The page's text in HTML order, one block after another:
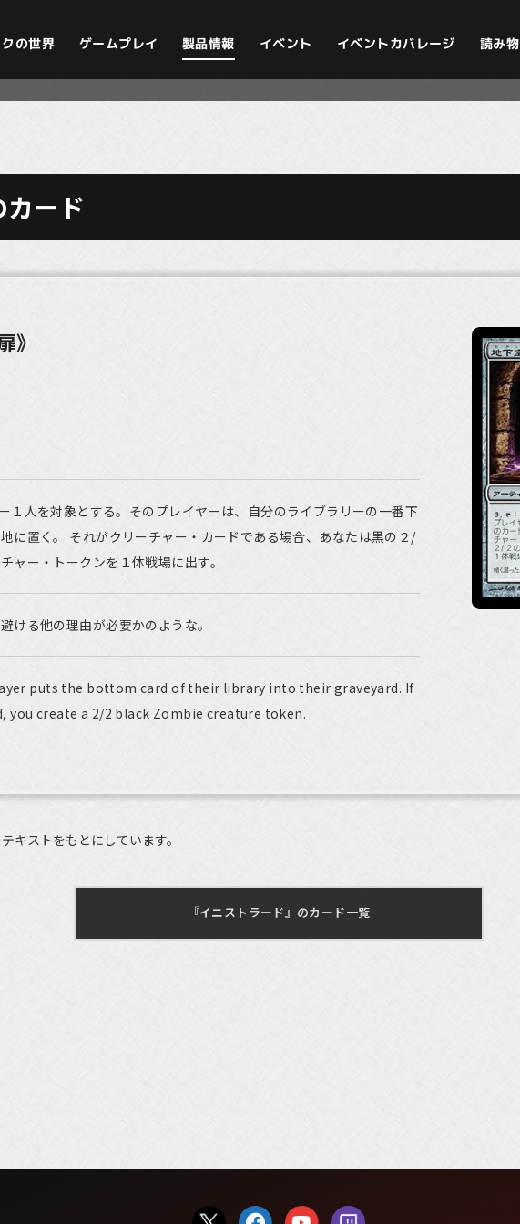
の世界 ゲームプレイ 製品情報 イベント イベントカバレージ 読み物
ード
》
１人を対象とする。そのプレイヤーは、自分のライブラリーの一番下
に置く。 それがクリーチャー・カードである場合、あなたは黒の２/
ャー・トークンを１体戦場に出す。
ける他の理由が必要かのような。
puts the bottom card of their library into their graveyard. If
you create a 2/2 black Zombie creature token.
キストをもとにしています。
『イニストラード』のカード一覧